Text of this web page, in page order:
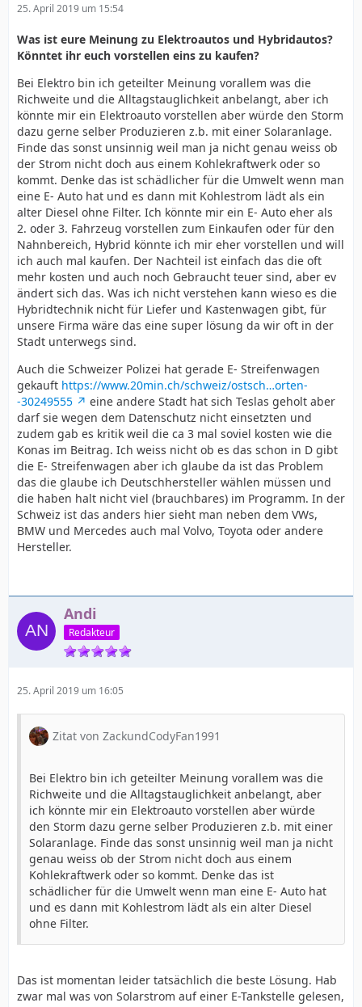
25. April 2019 um 15:54
Was ist eure Meinung zu Elektroautos und Hybridautos?
Könntet ihr euch vorstellen eins zu kaufen?
Bei Elektro bin ich geteilter Meinung vorallem was die
Richweite und die Alltagstauglichkeit anbelangt, aber ich
könnte mir ein Elektroauto vorstellen aber würde den Storm
dazu gerne selber Produzieren z.b. mit einer Solaranlage.
Finde das sonst unsinnig weil man ja nicht genau weiss ob
der Strom nicht doch aus einem Kohlekraftwerk oder so
kommt. Denke das ist schädlicher für die Umwelt wenn man
eine E- Auto hat und es dann mit Kohlestrom lädt als ein
alter Diesel ohne Filter. Ich könnte mir ein E- Auto eher als
2. oder 3. Fahrzeug vorstellen zum Einkaufen oder für den
Nahnbereich, Hybrid könnte ich mir eher vorstellen und will
ich auch mal kaufen. Der Nachteil ist einfach das die oft
mehr kosten und auch noch Gebraucht teuer sind, aber ev
ändert sich das. Was ich nicht verstehen kann wieso es die
Hybridtechnik nicht für Liefer und Kastenwagen gibt, für
unsere Firma wäre das eine super lösung da wir oft in der
Stadt unterwegs sind.
Auch die Schweizer Polizei hat gerade E- Streifenwagen
gekauft https://www.20min.ch/schweiz/ostsch…orten-
-30249555
eine andere Stadt hat sich Teslas geholt aber
darf sie wegen dem Datenschutz nicht einsetzten und
zudem gab es kritik weil die ca 3 mal soviel kosten wie die
Konas im Beitrag. Ich weiss nicht ob es das schon in D gibt
die E- Streifenwagen aber ich glaube da ist das Problem
das die glaube ich Deutschhersteller wählen müssen und
die haben halt nicht viel (brauchbares) im Programm. In der
Schweiz ist das anders hier sieht man neben dem VWs,
BMW und Mercedes auch mal Volvo, Toyota oder andere
Hersteller.
Andi
Redakteur
25. April 2019 um 16:05
Zitat von ZackundCodyFan1991
Bei Elektro bin ich geteilter Meinung vorallem was die
Richweite und die Alltagstauglichkeit anbelangt, aber
ich könnte mir ein Elektroauto vorstellen aber würde
den Storm dazu gerne selber Produzieren z.b. mit einer
Solaranlage. Finde das sonst unsinnig weil man ja nicht
genau weiss ob der Strom nicht doch aus einem
Kohlekraftwerk oder so kommt. Denke das ist
schädlicher für die Umwelt wenn man eine E- Auto hat
und es dann mit Kohlestrom lädt als ein alter Diesel
ohne Filter.
Das ist momentan leider tatsächlich die beste Lösung. Hab
zwar mal was von Solarstrom auf einer E-Tankstelle gelesen,